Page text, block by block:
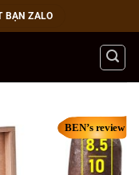
BẠN ZALO